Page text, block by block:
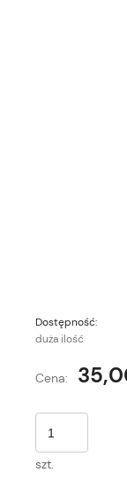
Dostępność:
duża ilość
Cena:
szt.